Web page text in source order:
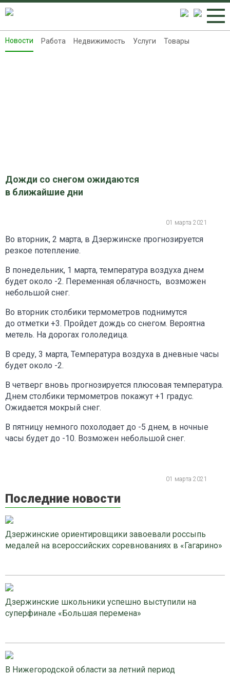
Новости
Новости Работа Недвижимость Услуги Товары
Дожди со снегом ожидаются
в ближайшие дни
01 марта 2021
Во вторник, 2 марта, в Дзержинске прогнозируется
резкое потепление.
В понедельник, 1 марта, температура воздуха днем
будет около -2. Переменная облачность, возможен
небольшой снег.
Во вторник столбики термометров поднимутся
до отметки +3. Пройдет дождь со снегом. Вероятна
метель. На дорогах гололедица.
В среду, 3 марта, Температура воздуха в дневные часы
будет около -2.
В четверг вновь прогнозируется плюсовая температура.
Днем столбики термометров покажут +1 градус.
Ожидается мокрый снег.
В пятницу немного похолодает до -5 днем, в ночные
часы будет до -10. Возможен небольшой снег.
01 марта 2021
Последние новости
Дзержинские ориентировщики завоевали россыпь
медалей на всероссийских соревнованиях в «Гагарино»
Дзержинские школьники успешно выступили на
суперфинале «Большая перемена»
В Нижегородской области за летний период